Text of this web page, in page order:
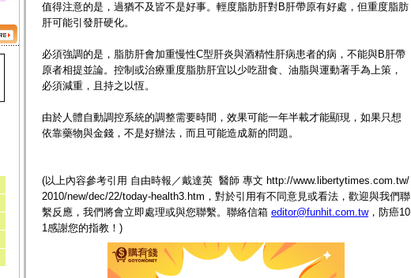
值得注意的是，過猶不及皆不是好事。輕度脂肪肝對B肝帶原有好處，但重度脂肪
肝可能引發肝硬化。
必須強調的是，脂肪肝會加重慢性C型肝炎與酒精性肝病患者的病，不能與B肝帶
原者相提並論。控制或治療重度脂肪肝宜以少吃甜食、油脂與運動著手為上策，
必須減重，且持之以恆。
由於人體自動調控系統的調整需要時間，效果可能一年半載才能顯現，如果只想
依靠藥物與金錢，不是好辦法，而且可能造成新的問題。
(以上內容參考引用 自由時報／戴達英 醫師 專文 http://www.libertytimes.com.tw/
2010/new/dec/22/today-health3.htm，對於引用有不同意見或看法，歡迎與我們聯
繫反應，我們將會立即處理或與您聯繫。聯絡信箱 editor@funhit.com.tw，防癌10
1感謝您的指教！)